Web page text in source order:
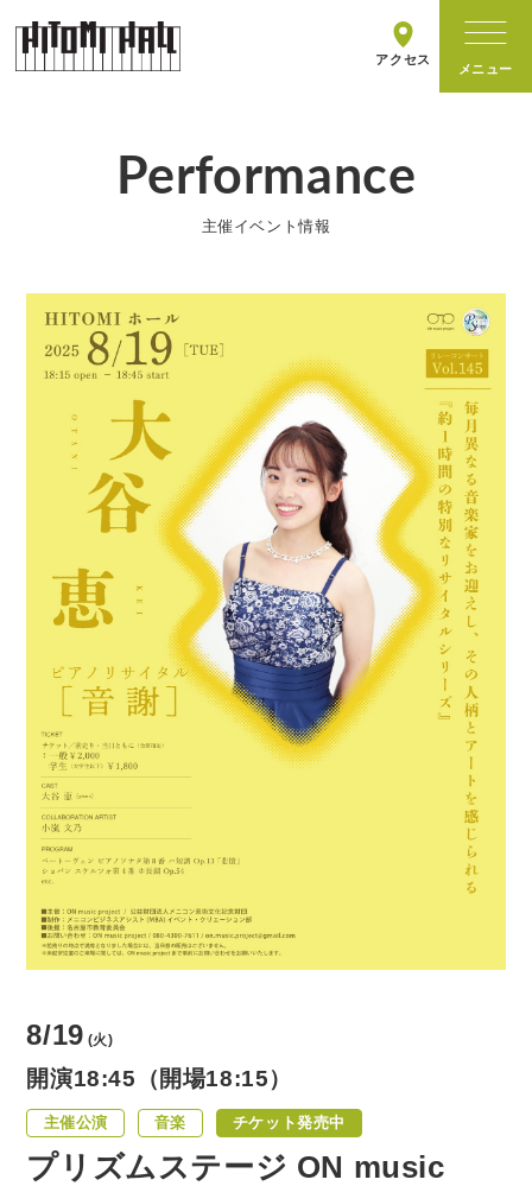
ホールについて
主催イベント
イベントカレンダー
貸館情報
よくあるご質問
アクセス
サイトポリシー
アクセス
Performance
主催イベント情報
8/19 (火)
開演18:45（開場18:15）
主催公演 音楽 チケット発売中
プリズムステージ ON music